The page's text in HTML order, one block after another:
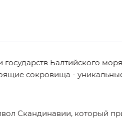
Балтийского
сокровища -
Скандинавии, который